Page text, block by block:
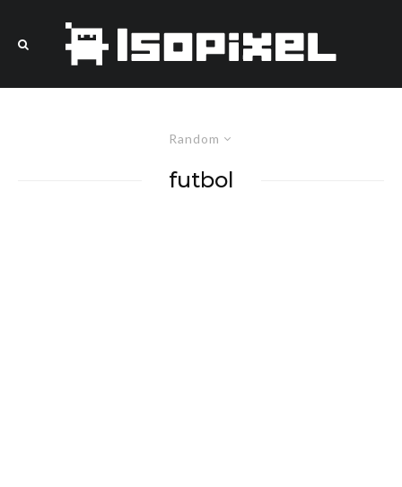
Random
futbol